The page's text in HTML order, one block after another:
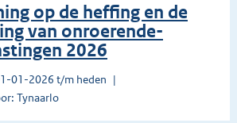
op de heffing en de
van onroerende-
2026
01-2026 t/m heden
Tynaarlo